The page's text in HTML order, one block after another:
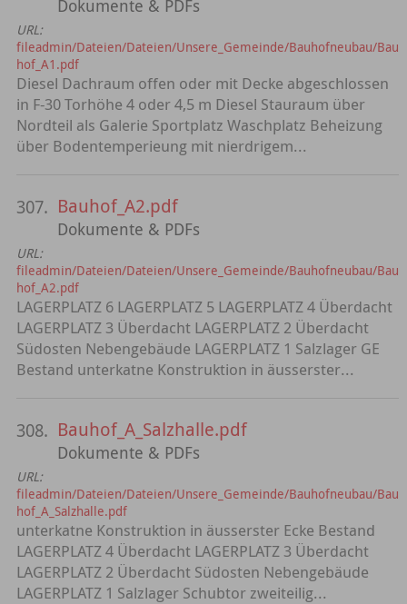
Dokumente & PDFs
URL:
fileadmin/Dateien/Dateien/Unsere_Gemeinde/Bauhofneubau/Bau
hof_A1.pdf
Diesel Dachraum offen oder mit Decke abgeschlossen
in F-30 Torhöhe 4 oder 4,5 m Diesel Stauraum über
Nordteil als Galerie Sportplatz Waschplatz Beheizung
über Bodentemperieung mit nierdrigem...
307. Bauhof_A2.pdf
Dokumente & PDFs
URL:
fileadmin/Dateien/Dateien/Unsere_Gemeinde/Bauhofneubau/Bau
hof_A2.pdf
LAGERPLATZ 6 LAGERPLATZ 5 LAGERPLATZ 4 Überdacht
LAGERPLATZ 3 Überdacht LAGERPLATZ 2 Überdacht
Südosten Nebengebäude LAGERPLATZ 1 Salzlager GE
Bestand unterkatne Konstruktion in äusserster...
308. Bauhof_A_Salzhalle.pdf
Dokumente & PDFs
URL:
fileadmin/Dateien/Dateien/Unsere_Gemeinde/Bauhofneubau/Bau
hof_A_Salzhalle.pdf
unterkatne Konstruktion in äusserster Ecke Bestand
LAGERPLATZ 4 Überdacht LAGERPLATZ 3 Überdacht
LAGERPLATZ 2 Überdacht Südosten Nebengebäude
LAGERPLATZ 1 Salzlager Schubtor zweiteilig...